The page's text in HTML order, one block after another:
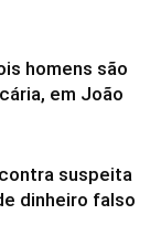
homens são
em João
suspeita
dinheiro falso